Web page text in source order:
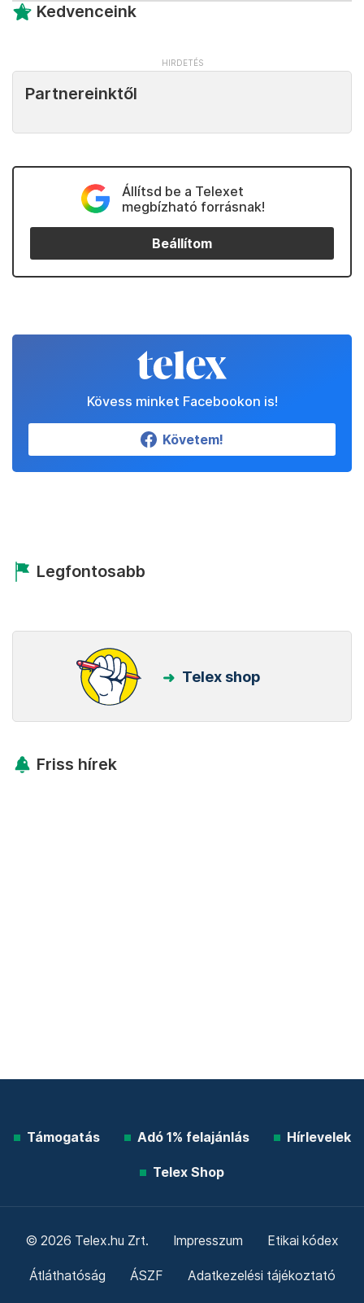
Kedvenceink
Partnereinktől
Állítsd be a Telexet
megbízható forrásnak!
Beállítom
Kövess minket Facebookon is!
Követem!
Legfontosabb
Telex shop
Friss hírek
Támogatás Adó 1% felajánlás Hírlevelek
Telex Shop
© 2026 Telex.hu Zrt. Impresszum Etikai kódex
Átláthatóság ÁSZF Adatkezelési tájékoztató